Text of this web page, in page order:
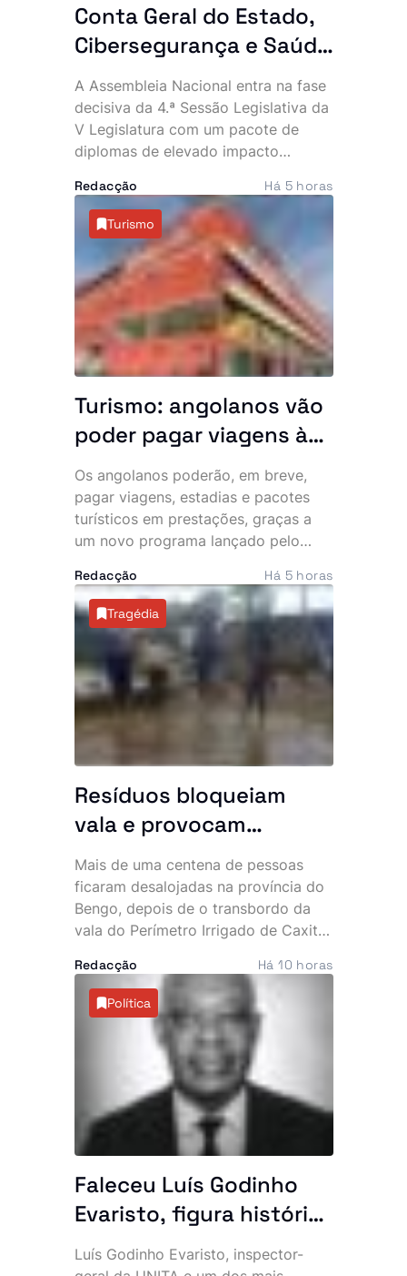
Conta Geral do Estado,
Cibersegurança e Saúde
na agenda das últimas
plenárias
A Assembleia Nacional entra na fase
decisiva da 4.ª Sessão Legislativa da
V Legislatura com um pacote de
diplomas de elevado impacto
12 e 14 de Agosto, os deputados vão
apreciar a Conta Geral do Estado de
2024, votar leis estruturantes e
decidir matérias ligadas à
organização eleitoral e à cooperação
internacional.
Redacção Há 5 horas
Turismo
Turismo: angolanos vão
poder pagar viagens às
prestações
Os angolanos poderão, em breve,
pagar viagens, estadias e pacotes
turísticos em prestações, graças a
um novo programa lançado pelo
pretende tornar o turismo interno
mais acessível e impulsionar o
sector. A primeira fase da iniciativa
arrancou com a integração de
operadores turísticos no novo
sistema de pagamento.
Redacção Há 5 horas
Tragédia
Resíduos bloqueiam
vala e provocam
inundação que
desalojou mais de 100
pessoas
Mais de uma centena de pessoas
ficaram desalojadas na província do
Bengo, depois de o transbordo da
vala do Perímetro Irrigado de Caxito
zona da Quinjamba, município do
Dande. A falta de desassoreamento e
a acumulação de resíduos são
apontadas como as principais causas
do incidente.
Redacção Há 10 horas
Política
Faleceu Luís Godinho
Evaristo, figura histórica
da UNITA e antigo
Luís Godinho Evaristo, inspector-